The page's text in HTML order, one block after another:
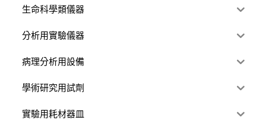
生命科學類儀器
分析用實驗儀器
病理分析用設備
學術研究用試劑
實驗用耗材器皿